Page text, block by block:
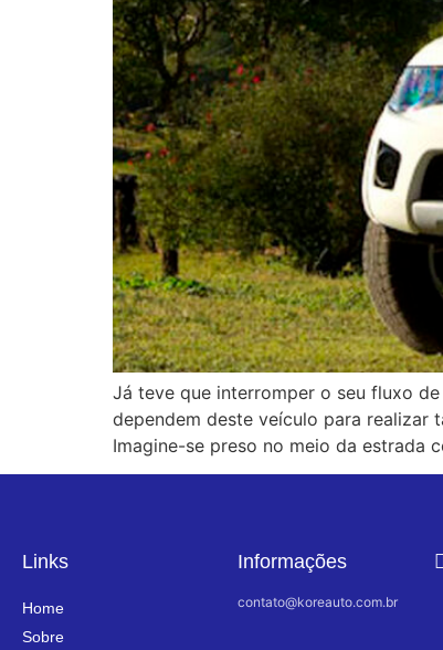
Já teve que interromper o seu fluxo
dependem deste veículo para realizar
Imagine-se preso no meio da estrada
Links
Home
Sobre
Informações
contato@koreauto.com.br